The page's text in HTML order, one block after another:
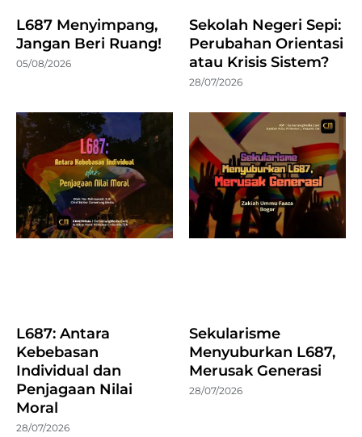
L687 Menyimpang,
Jangan Beri Ruang!
05/08/2026
Sekolah Negeri Sepi:
Perubahan Orientasi
atau Krisis Sistem?
28/07/2026
L687: Antara
Kebebasan
Individual dan
Penjagaan Nilai
Moral
28/07/2026
Sekularisme
Menyuburkan L687,
Merusak Generasi
28/07/2026